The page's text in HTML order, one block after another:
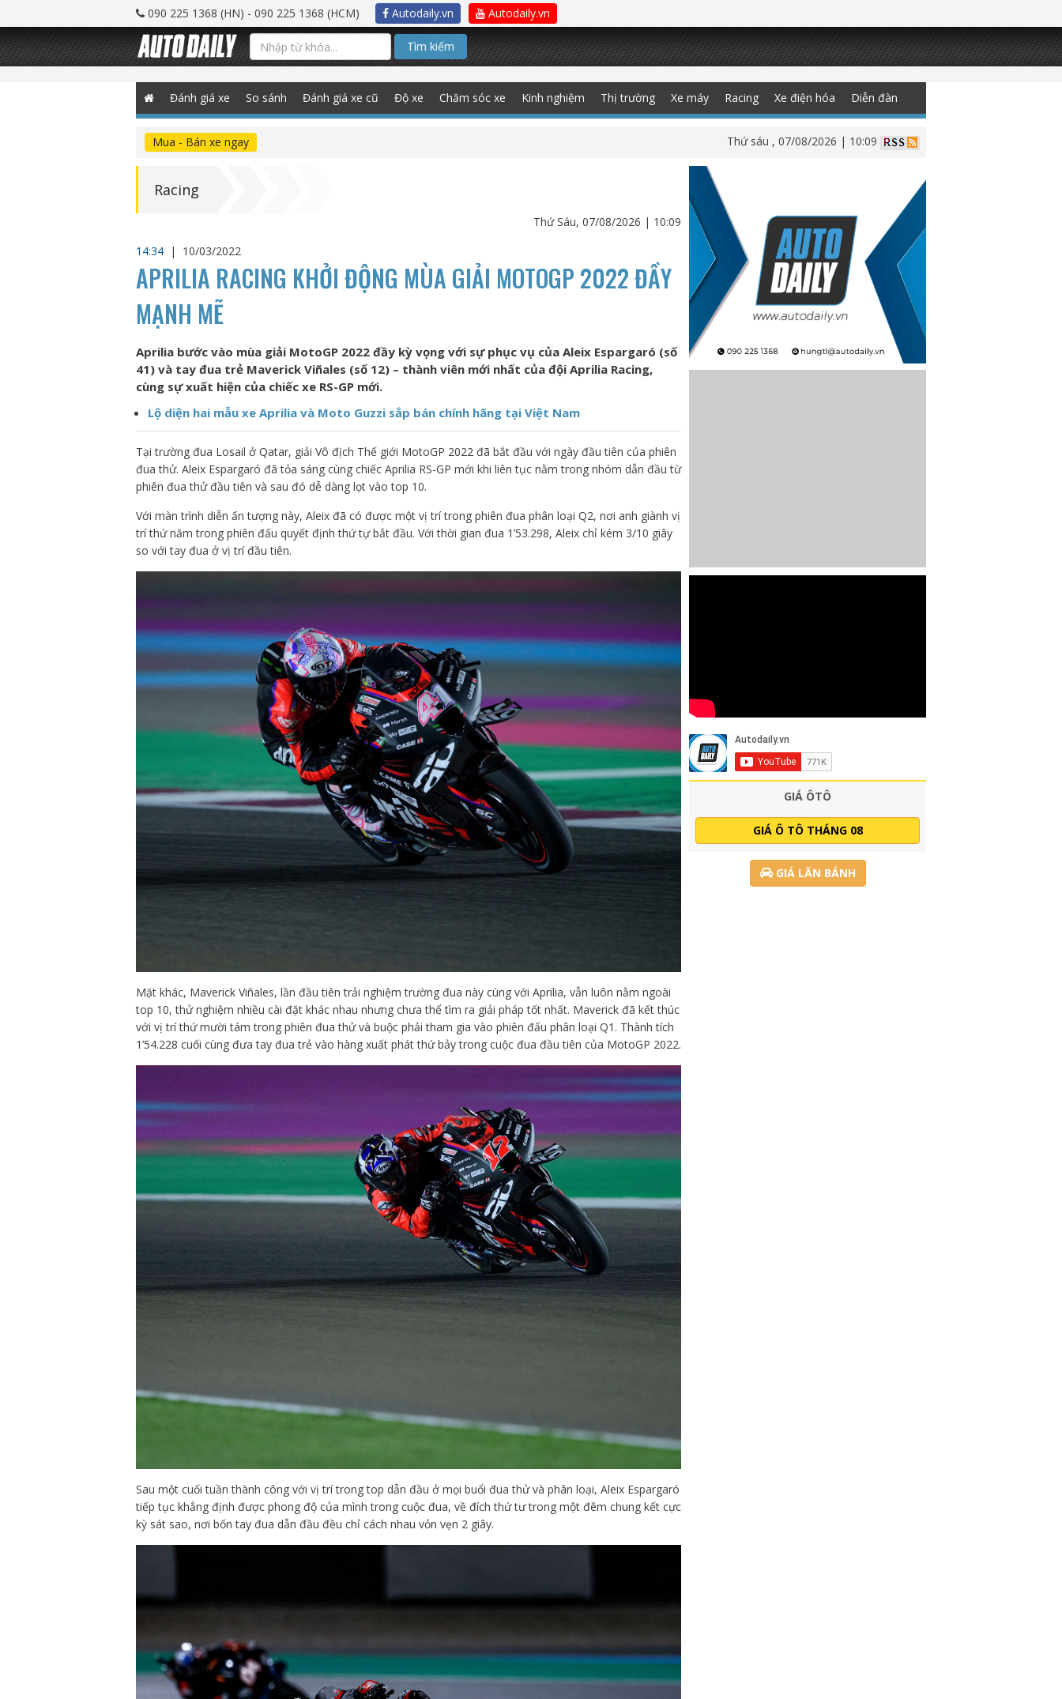
090 225 1368 (HN) - 090 225 1368 (HCM) Autodaily.vn Autodaily.vn
Tìm kiếm
Đánh giá xe So sánh Đánh giá xe cũ Độ xe Chăm sóc xe Kinh nghiệm Thị trường Xe máy Racing Xe điện hóa Diễn đàn
Mua - Bán xe ngay Thứ sáu , 07/08/2026 | 10:09
Racing
Thứ Sáu, 07/08/2026 | 10:09
14:34 | 10/03/2022
APRILIA RACING KHỞI ĐỘNG MÙA GIẢI MOTOGP 2022 ĐẦY
MẠNH MẼ
Aprilia bước vào mùa giải MotoGP 2022 đầy kỳ vọng với sự phục vụ của Aleix Espargaró (số
41) và tay đua trẻ Maverick Viñales (số 12) – thành viên mới nhất của đội Aprilia Racing,
cùng sự xuất hiện của chiếc xe RS-GP mới.
Lộ diện hai mẫu xe Aprilia và Moto Guzzi sắp bán chính hãng tại Việt Nam
Tại trường đua Losail ở Qatar, giải Vô địch Thế giới MotoGP 2022 đã bắt đầu với ngày đầu tiên của phiên
đua thử. Aleix Espargaró đã tỏa sáng cùng chiếc Aprilia RS-GP mới khi liên tục nằm trong nhóm dẫn đầu từ
phiên đua thử đầu tiên và sau đó dễ dàng lọt vào top 10.
Với màn trình diễn ấn tượng này, Aleix đã có được một vị trí trong phiên đua phân loại Q2, nơi anh giành vị
trí thứ năm trong phiên đấu quyết định thứ tự bắt đầu. Với thời gian đua 1’53.298, Aleix chỉ kém 3/10 giây
so với tay đua ở vị trí đầu tiên.
Mặt khác, Maverick Viñales, lần đầu tiên trải nghiệm trường đua này cùng với Aprilia, vẫn luôn nằm ngoài
top 10, thử nghiệm nhiều cài đặt khác nhau nhưng chưa thể tìm ra giải pháp tốt nhất. Maverick đã kết thúc
với vị trí thứ mười tám trong phiên đua thử và buộc phải tham gia vào phiên đấu phân loại Q1. Thành tích
1’54.228 cuối cùng đưa tay đua trẻ vào hàng xuất phát thứ bảy trong cuộc đua đầu tiên của MotoGP 2022.
Sau một cuối tuần thành công với vị trí trong top dẫn đầu ở mọi buổi đua thử và phân loại, Aleix Espargaró
tiếp tục khẳng định được phong độ của mình trong cuộc đua, về đích thứ tư trong một đêm chung kết cực
kỳ sát sao, nơi bốn tay đua dẫn đầu đều chỉ cách nhau vỏn vẹn 2 giây.
GIÁ ÔTÔ
GIÁ Ô TÔ THÁNG 08
GIÁ LĂN BÁNH